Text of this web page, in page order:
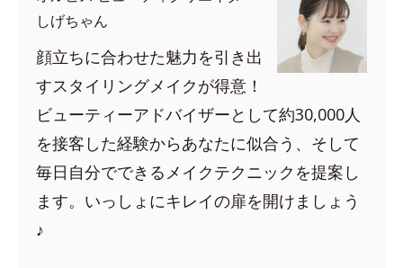
しげちゃん
顔立ちに合わせた魅力を引き出
すスタイリングメイクが得意！
ビューティーアドバイザーとして約30,000人
を接客した経験からあなたに似合う、そして
毎日自分でできるメイクテクニックを提案し
ます。いっしょにキレイの扉を開けましょう
♪